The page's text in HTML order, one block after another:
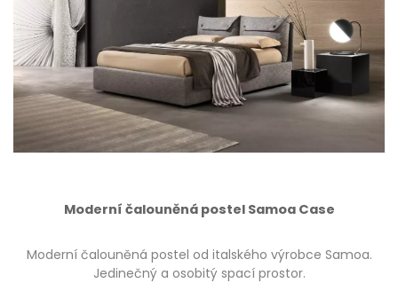
Moderní čalouněná postel Samoa Case
Moderní čalouněná postel od italského výrobce Samoa.
Jedinečný a osobitý spací prostor.